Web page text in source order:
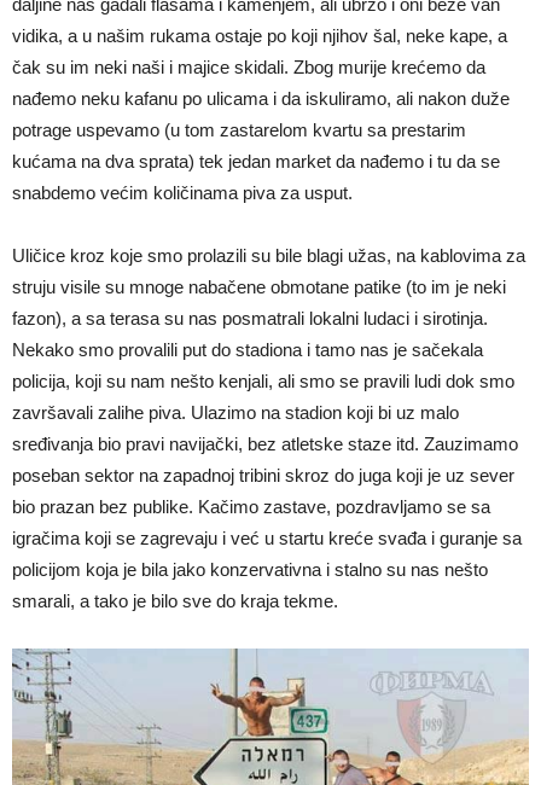
daljine nas gađali flašama i kamenjem, ali ubrzo i oni beže van
vidika, a u našim rukama ostaje po koji njihov šal, neke kape, a
čak su im neki naši i majice skidali. Zbog murije krećemo da
nađemo neku kafanu po ulicama i da iskuliramo, ali nakon duže
potrage uspevamo (u tom zastarelom kvartu sa prestarim
kućama na dva sprata) tek jedan market da nađemo i tu da se
snabdemo većim količinama piva za usput.
Uličice kroz koje smo prolazili su bile blagi užas, na kablovima za
struju visile su mnoge nabačene obmotane patike (to im je neki
fazon), a sa terasa su nas posmatrali lokalni ludaci i sirotinja.
Nekako smo provalili put do stadiona i tamo nas je sačekala
policija, koji su nam nešto kenjali, ali smo se pravili ludi dok smo
završavali zalihe piva. Ulazimo na stadion koji bi uz malo
sređivanja bio pravi navijački, bez atletske staze itd. Zauzimamo
poseban sektor na zapadnoj tribini skroz do juga koji je uz sever
bio prazan bez publike. Kačimo zastave, pozdravljamo se sa
igračima koji se zagrevaju i već u startu kreće svađa i guranje sa
policijom koja je bila jako konzervativna i stalno su nas nešto
smarali, a tako je bilo sve do kraja tekme.